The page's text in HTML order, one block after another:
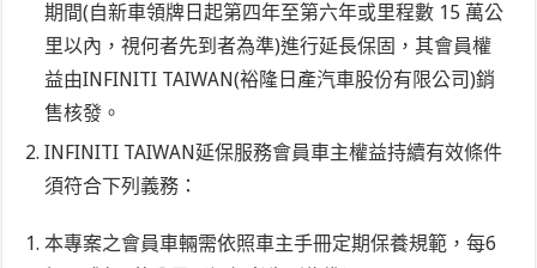
期間(自新車領牌日起第四年至第六年或里程數 15 萬公
里以內，視何者先到者為準)進行延長保固，其會員權
益由INFINITI TAIWAN(裕隆日產汽車股份有限公司)銷
售核發。
INFINITI TAIWAN延保服務會員車主權益持續有效條件
須符合下列義務：
本專案之會員車輛需依照車主手冊定期保養規範，每6